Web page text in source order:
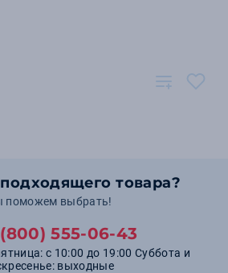
товара?
поможем выбрать!
555-06-43
с 10:00 до 19:00 Суббота и
выходные